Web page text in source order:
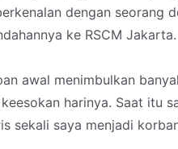
dengan seorang
ke RSCM Jakarta.
awal menimbulkan
harinya. Saat itu
sekali saya menjadi